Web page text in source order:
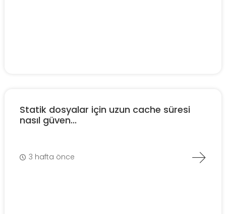
Statik dosyalar için uzun cache süresi
nasıl güven...
3 hafta önce